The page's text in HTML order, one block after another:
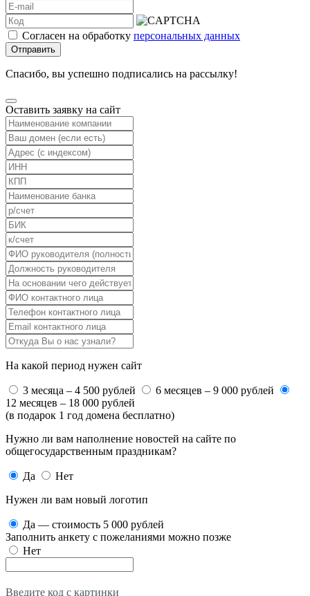
Согласен на обработку персональных данных
Отправить
Спасибо, вы успешно подписались на рассылку!
Оставить заявку на сайт
На какой период нужен сайт
3 месяца – 4 500 рублей
6 месяцев – 9 000 рублей
12 месяцев – 18 000 рублей
(в подарок 1 год домена бесплатно)
Нужно ли вам наполнение новостей на сайте по
общегосударственным праздникам?
Да
Нет
Нужен ли вам новый логотип
Да — стоимость 5 000 рублей
Заполнить анкету с пожеланиями можно позже
Нет
Введите код с картинки